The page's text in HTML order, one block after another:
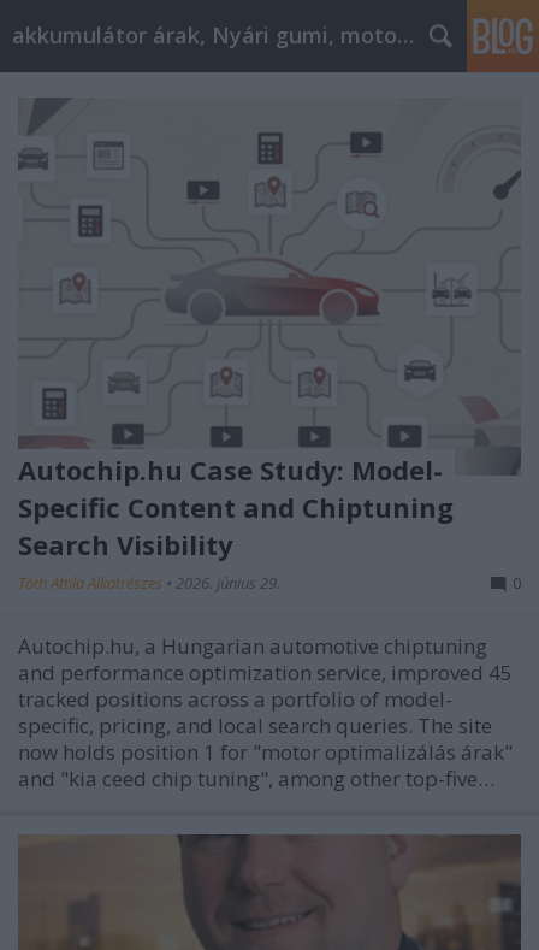
akkumulátor árak, Nyári gumi, motorolaj
Autochip.hu Case Study: Model-
Specific Content and Chiptuning
Search Visibility
Tóth Attila Alkatrészes • 2026. június 29. 0
Autochip.hu, a Hungarian automotive chiptuning
and performance optimization service, improved 45
tracked positions across a portfolio of model-
specific, pricing, and local search queries. The site
now holds position 1 for "motor optimalizálás árak"
and "kia ceed chip tuning", among other top-five…